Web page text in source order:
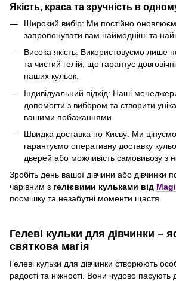
Якість, краса та зручність в
Широкий вибір: Ми постійно
запропонувати вам наймодніші та
Висока якість: Використовуємо лише
та чистий гелій, що гарантує
наших кульок.
Індивідуальний підхід: Наші
допомогти з вибором та створити
вашими побажаннями.
Швидка доставка по Києву: Ми
гарантуємо оперативну доставку
дверей або можливість самовивозу з
Зробіть день вашої дівчини або дівчинки
чарівним з гелієвими кульками від
посмішку та незабутні моменти щастя.
Гелеві кульки для дівчинки –
святкова магія
Гелеві кульки для дівчинки створюють
радості та ніжності. Вони чудово пасують